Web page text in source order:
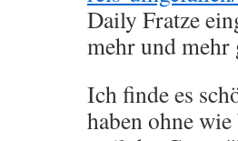
Daily Fratze
mehr und mehr
Ich finde es
haben ohne